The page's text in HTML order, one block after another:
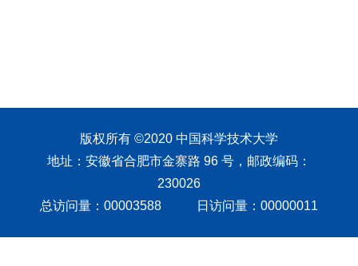
版权所有 ©2020 中国科学技术大学
地址：安徽省合肥市金寨路 96 号，邮政编码：
230026
总访问量： 00003588 日访问量： 00000011